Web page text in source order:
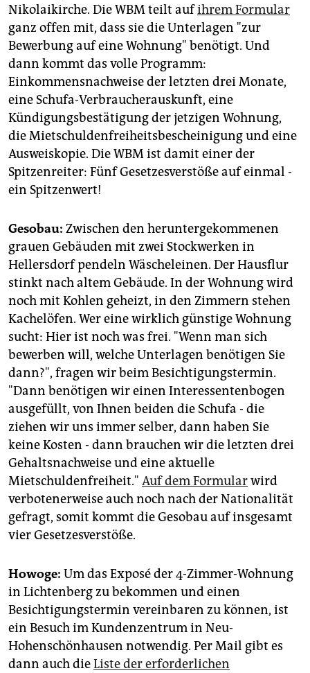
Nikolaikirche. Die WBM teilt aufihrem Formular
ganz offen mit, dass sie die Unterlagen "zur
Bewerbung auf eine Wohnung" benötigt. Und
dann kommt das volle Programm:
Einkommensnachweise der letzten drei Monate,
eine Schufa-Verbraucherauskunft, eine
Kündigungsbestätigung der jetzigen Wohnung,
die Mietschuldenfreiheitsbescheinigung und eine
Ausweiskopie. Die WBM ist damit einer der
Spitzenreiter: Fünf Gesetzesverstöße auf einmal -
ein Spitzenwert!
Gesobau: Zwischen den heruntergekommenen
grauen Gebäuden mit zwei Stockwerken in
Hellersdorf pendeln Wäscheleinen. Der Hausflur
stinkt nach altem Gebäude. In der Wohnung wird
noch mit Kohlen geheizt, in den Zimmern stehen
Kachelöfen. Wer eine wirklich günstige Wohnung
sucht: Hier ist noch was frei. "Wenn man sich
bewerben will, welche Unterlagen benötigen Sie
dann?", fragen wir beim Besichtigungstermin.
"Dann benötigen wir einen Interessentenbogen
ausgefüllt, von Ihnen beiden die Schufa - die
ziehen wir uns immer selber, dann haben Sie
keine Kosten - dann brauchen wir die letzten drei
Gehaltsnachweise und eine aktuelle
Mietschuldenfreiheit." Auf dem Formularwird
verbotenerweise auch noch nach der Nationalität
gefragt, somit kommt die Gesobau auf insgesamt
vier Gesetzesverstöße.
Howoge: Um das Exposé der 4-Zimmer-Wohnung
in Lichtenberg zu bekommen und einen
Besichtigungstermin vereinbaren zu können, ist
ein Besuch im Kundenzentrum in Neu-
Hohenschönhausen notwendig. Per Mail gibt es
dann auch dieListe der erforderlichen